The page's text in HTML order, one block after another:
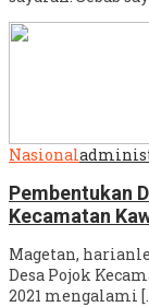
Nasional
Pembentukan
Kecamatan
Magetan,
Desa Pojok
2021 mengalami